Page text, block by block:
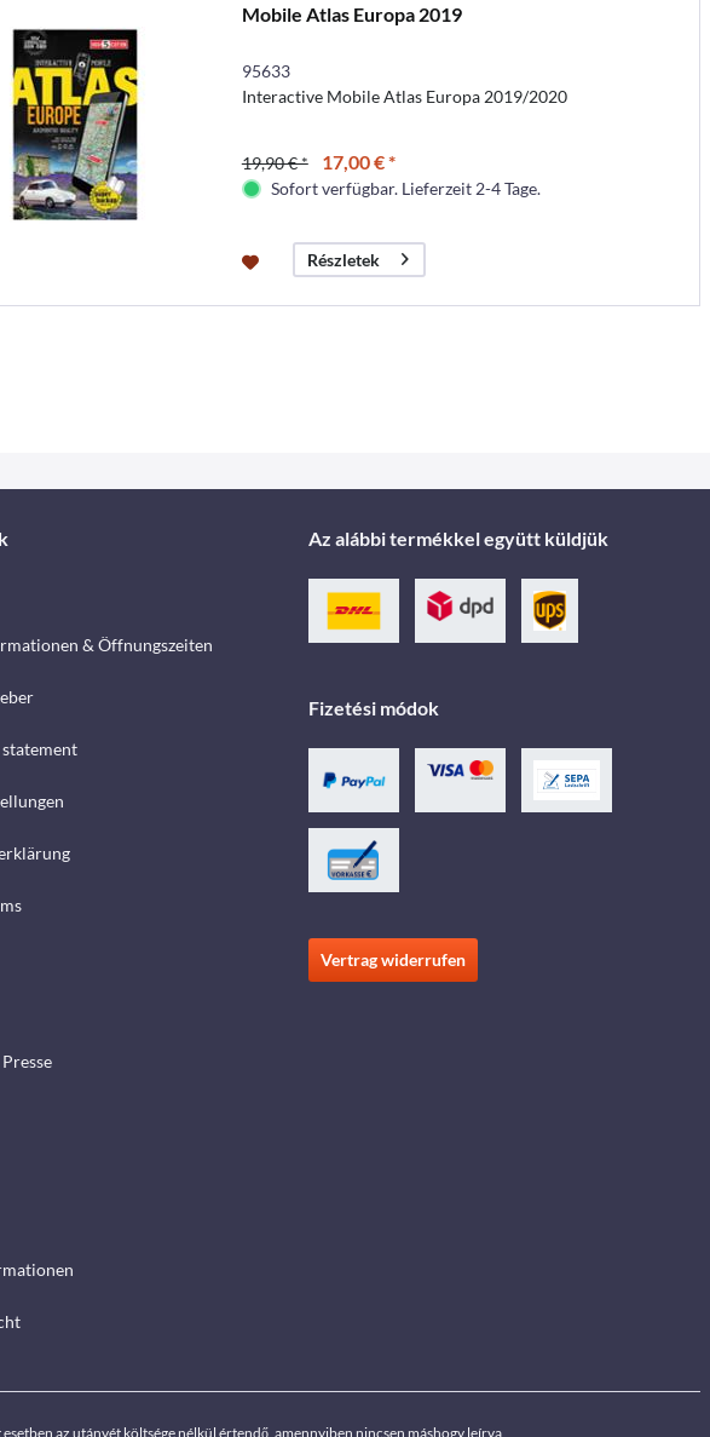
Mobile Atlas Europa 2019
95633
Interactive Mobile Atlas Europa 2019/2020
19,90 € * 17,00 € *
Sofort verfügbar. Lieferzeit 2-4 Tage.
Részletek
& Öffnungszeiten
Az alábbi termékkel együtt küldjük
Fizetési módok
Vertrag widerrufen
esetben az utánvét költsége nélkül értendő, amennyiben nincsen máshogy leírva